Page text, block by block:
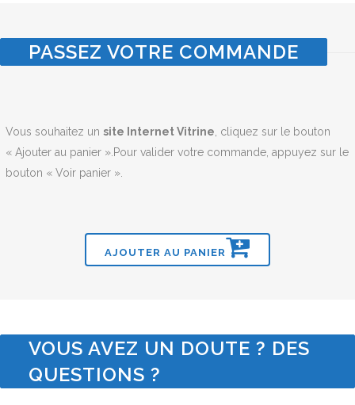
PASSEZ VOTRE COMMANDE
Vous souhaitez un site Internet Vitrine, cliquez sur le bouton
« Ajouter au panier ».Pour valider votre commande, appuyez sur le
bouton « Voir panier ».
AJOUTER AU PANIER
VOUS AVEZ UN DOUTE ? DES
QUESTIONS ?